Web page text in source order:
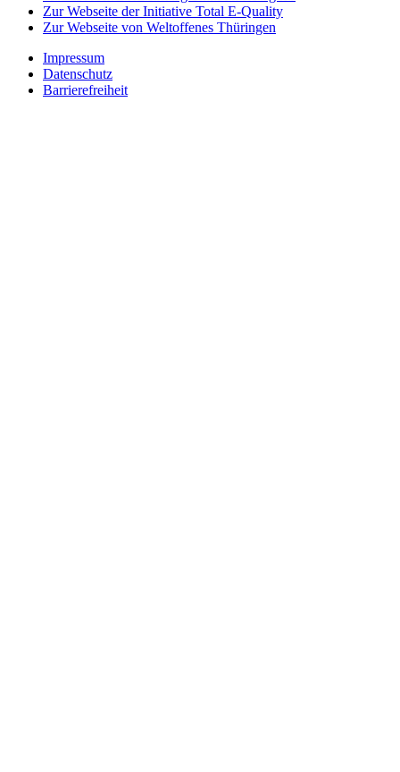
Zur Webseite der Initiative Total E-Quality
Zur Webseite von Weltoffenes Thüringen
Impressum
Datenschutz
Barrierefreiheit